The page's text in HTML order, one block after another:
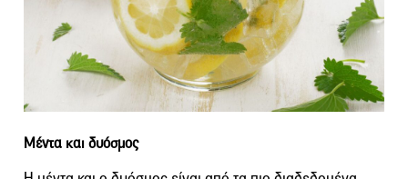
Μέντα και δυόσμος